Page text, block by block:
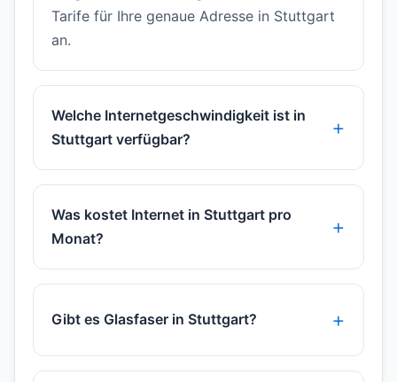
Tarife für Ihre genaue Adresse in Stuttgart
an.
Welche Internetgeschwindigkeit ist in
Stuttgart verfügbar?
Was kostet Internet in Stuttgart pro
Monat?
Gibt es Glasfaser in Stuttgart?